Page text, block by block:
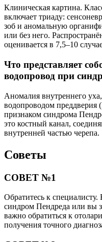
Клиническая картина.
включает триаду:
зоб и аномальную
или без него.
оценивается в 7,5–10
Что представляет
водопровод при
Аномалия внутреннего
водопроводом преддверия
признаком синдрома
это костный канал,
внутренней частью черепа.
Советы
СОВЕТ №1
Обратитесь к специалисту.
синдром Пендреда или вы
важно обратиться к
получения точного